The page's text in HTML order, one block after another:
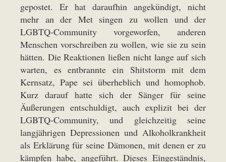
gepostet. Er hat daraufhin angekündigt, nicht
mehr an der Met singen zu wollen und der
LGBTQ-Community vorgeworfen, anderen
Menschen vorschreiben zu wollen, wie sie zu sein
hätten. Die Reaktionen ließen nicht lange auf sich
warten, es entbrannte ein Shitstorm mit dem
Kernsatz, Pape sei überheblich und homophob.
Kurz darauf hatte sich der Sänger für seine
Äußerungen entschuldigt, auch explizit bei der
LGBTQ-Community, und gleichzeitig seine
langjährigen Depressionen und Alkoholkrankheit
als Erklärung für seine Dämonen, mit denen er zu
kämpfen habe, angeführt. Dieses Eingeständnis,